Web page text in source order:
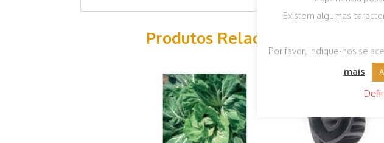
Produtos Relacionados
Existem algumas
Por favor, indique-nos se
mais..